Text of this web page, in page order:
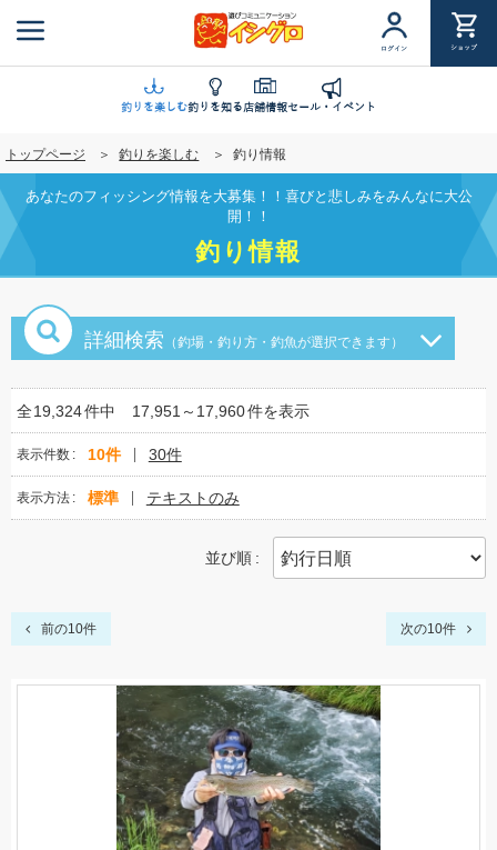
ン
に
移
動
ログイン ショップ
釣りを楽しむ釣りを知る店舗情報セール・イベント
トップページ 釣りを楽しむ 釣り情報
あなたのフィッシング情報を大募集！！喜びと悲しみをみんなに大公
開！！
釣り情報
詳細検索 （釣場・釣り方・釣魚が選択できます）
全19,324件中 17,951～17,960件を表示
表示件数 10件 30件
表示方法 標準 テキストのみ
並び順
前の10件 次の10件